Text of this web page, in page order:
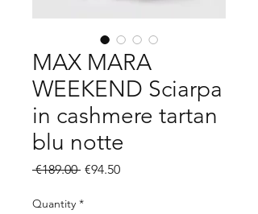
MAX MARA
WEEKEND Sciarpa
in cashmere tartan
blu notte
€189.00 Regular
€94.50Sale
Quantity *